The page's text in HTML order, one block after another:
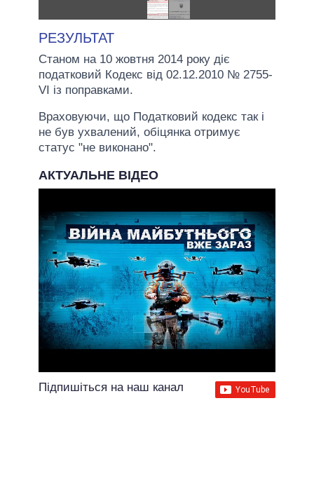
РЕЗУЛЬТАТ
Станом на 10 жовтня 2014 року діє
податковий Кодекс від 02.12.2010 № 2755-
VI із поправками.
Враховуючи, що Податковий кодекс так і
не був ухвалений, обіцянка отримує
статус "не виконано".
АКТУАЛЬНЕ ВІДЕО
Підпишіться на наш канал